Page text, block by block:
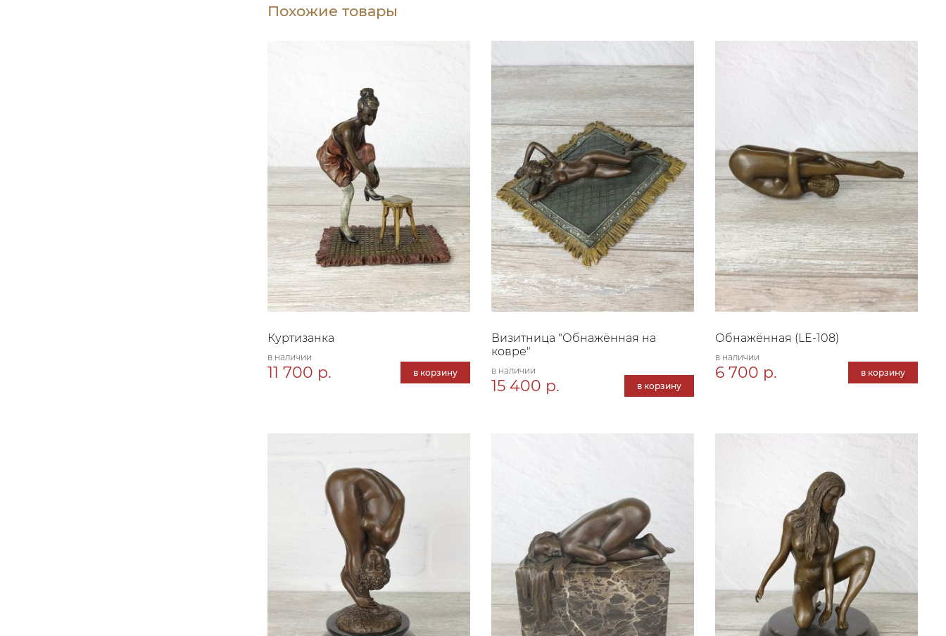
Похожие товары
Куртизанка
в наличии
11 700 р. в корзину
Визитница "Обнажённая на
ковре"
в наличии
15 400 р. в корзину
Обнажённая (LE-108)
в наличии
6 700 р. в корзину